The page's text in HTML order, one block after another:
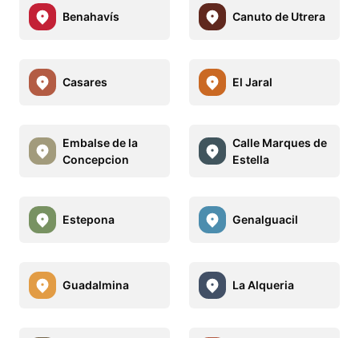
Benahavís Canuto de Utrera
Casares El Jaral
Embalse de la
Concepcion
Calle Marques de
Estella
Estepona Genalguacil
Guadalmina La Alqueria